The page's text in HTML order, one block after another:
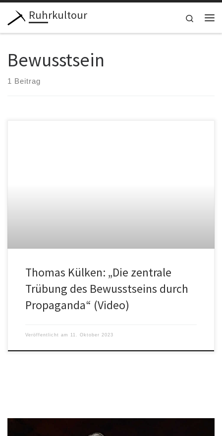
Zum Inhalt springen
Ruhrkultour
Search
Bewusstsein
1 Beitrag
Thomas Külken: „Die zentrale
Trübung des Bewusstseins durch
Propaganda“ (Video)
Veröffentlicht am 11. Oktober 2023